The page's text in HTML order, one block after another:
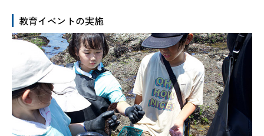
教育イベントの実施